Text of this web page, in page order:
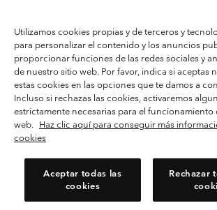
Condiciones de uso
Terminos de Venta
Garantía
Política de Privacidad
Términos y condiciones del programa de miembros
Términos De Uso Del Contenido Generado Por Los
Impressum
Cookies Public CBCR
Servicio al cliente: Lu. - Vi. de 9:00 a 13:00 y de
Utilizamos cookies propias y de terceros y
para personalizar el contenido y los anuncios
proporcionar funciones de las redes sociales y
de nuestro sitio web. Por favor, indica si aceptas
estas cookies en las opciones que te damos a
Incluso si rechazas las cookies, activaremos
estrictamente necesarias para el funcionamiento
web. Haz clic aquí para conseguir más
cookies
Aceptar todas las
cookies
Rechazar
Selecciona tu país e
Compras en línea
España